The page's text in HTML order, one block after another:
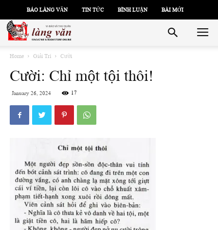
BÁO LÀNG VĂN TIN TỨC BÌNH LUẬN BÀI MỚI
Home Giải Trí Cười
Cười: Chỉ một tội thôi!
January 26, 2024 17